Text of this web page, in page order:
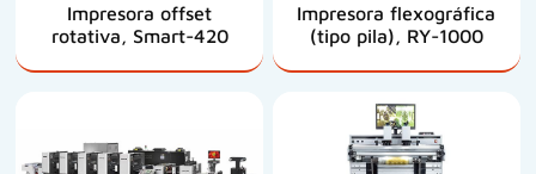
Impresora offset
rotativa, Smart-420
Impresora flexográfica
(tipo pila), RY-1000